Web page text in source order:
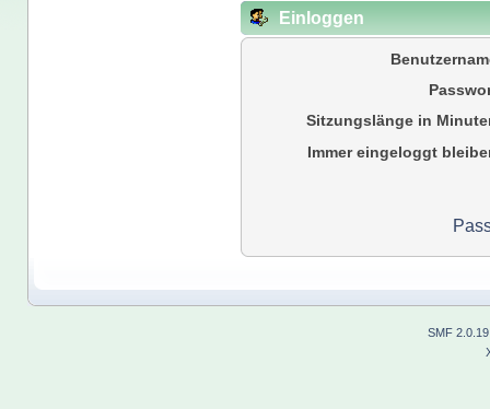
Einloggen
Sitzungslänge in
Immer eingeloggt
SMF 2.0.19